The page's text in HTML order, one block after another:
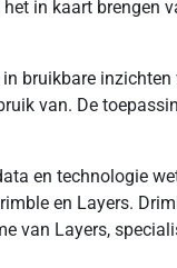
in kaart brengen
bruikbare
van. De
en technologie
en Layers.
van Layers,